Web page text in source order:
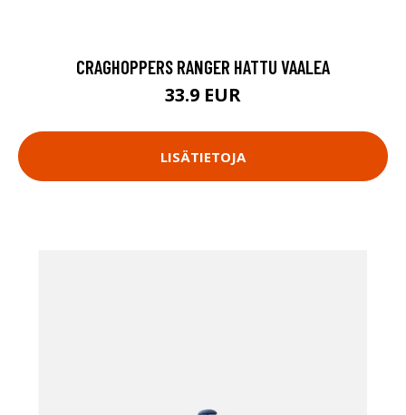
CRAGHOPPERS RANGER HATTU VAALEA
33.9 EUR
LISÄTIETOJA